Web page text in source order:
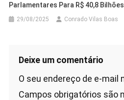
Parlamentares Para R$ 40,8
29/08/2025 Conrado Vilas Boas
Deixe um comentário
O seu endereço de e-mail
Campos obrigatórios são